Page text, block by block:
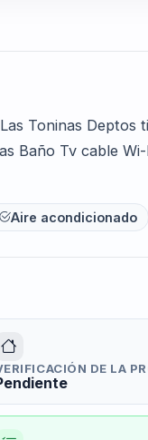
Toninas Deptos
Baño Tv cable
Aire acondicionado
DE LA